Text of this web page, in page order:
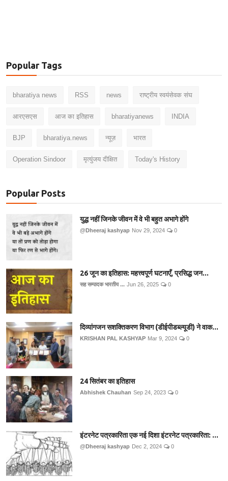
Popular Tags
bharatiya news RSS news राष्ट्रीय स्वयंसेवक संघ
आरएसएस आज का इतिहास bharatiyanews INDIA
BJP bharatiya.news न्यूज़ भारत
Operation Sindoor मृत्युंजय दीक्षित Today's History
Popular Posts
युद्ध नहीं जिनके जीवन में वे भी बहुत अभागे होंगे
@Dheeraj kashyap Nov 29, 2024 0
26 जून का इतिहास: महत्त्वपूर्ण घटनाएँ, प्रसिद्ध जन...
सह सम्पादक भारतीय ... Jun 26, 2025 0
दिव्यांगजन सशक्तिकरण विभाग (डीईपीडब्ल्यूडी) ने वाक...
KRISHAN PAL KASHYAP Mar 9, 2024 0
24 सितंबर का इतिहास
Abhishek Chauhan Sep 24, 2023 0
इंटरनेट पत्रकारिता एक नई दिशा इंटरनेट पत्रकारिता: ...
@Dheeraj kashyap Dec 2, 2024 0